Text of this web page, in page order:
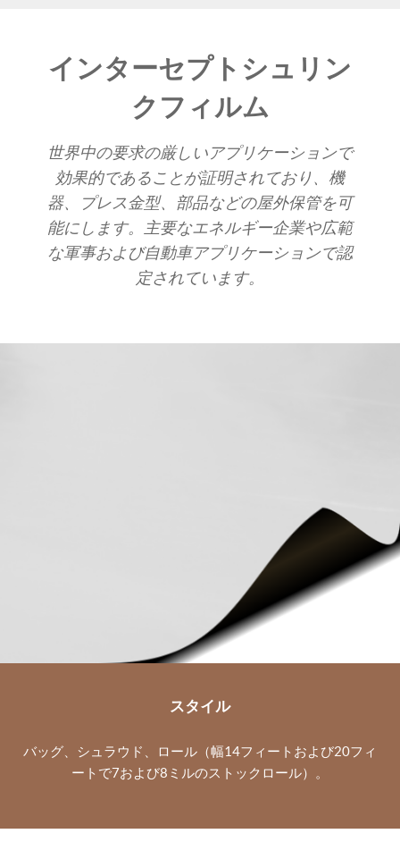
インターセプトシュリン
クフィルム
世界中の要求の厳しいアプリケーションで
効果的であることが証明されており、機
器、プレス金型、部品などの屋外保管を可
能にします。主要なエネルギー企業や広範
な軍事および自動車アプリケーションで認
定されています。
スタイル
バッグ、シュラウド、ロール（幅14フィートおよび20フィ
ートで7および8ミルのストックロール）。